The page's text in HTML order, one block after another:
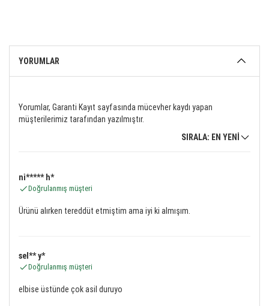
YORUMLAR
Yorumlar, Garanti Kayıt sayfasında mücevher kaydı yapan
müşterilerimiz tarafından yazılmıştır.
SIRALA: EN YENİ
ni***** h*
Doğrulanmış müşteri
Ürünü alırken tereddüt etmiştim ama iyi ki almışım.
sel** y*
Doğrulanmış müşteri
elbise üstünde çok asil duruyo